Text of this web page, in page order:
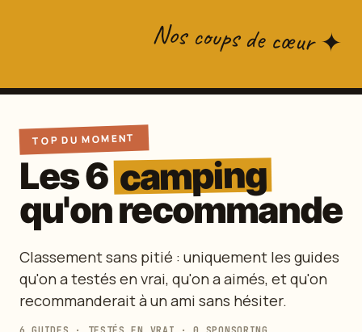
Nos coups de cœur ✦
TOP DU MOMENT
Les 6camping
qu'on recommande
Classement sans pitié : uniquement les guides
qu'on a testés en vrai, qu'on a aimés, et qu'on
recommanderait à un ami sans hésiter.